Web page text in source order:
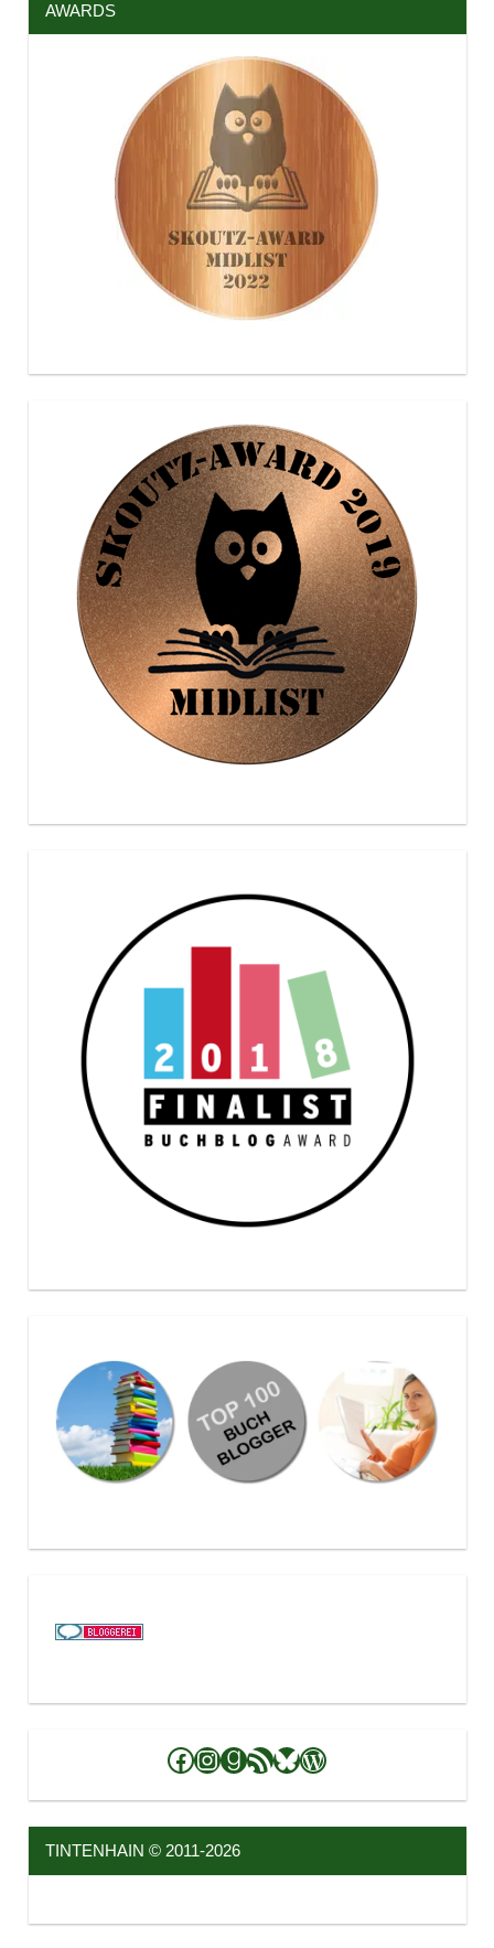
AWARDS
Facebook
Instagram
Goodreads
RSS-Feed
Bluesky
WordPress
TINTENHAIN © 2011-2026